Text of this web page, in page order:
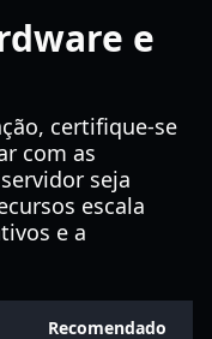
e
certifique-se
com as
seja
escala
e a
Recomendado